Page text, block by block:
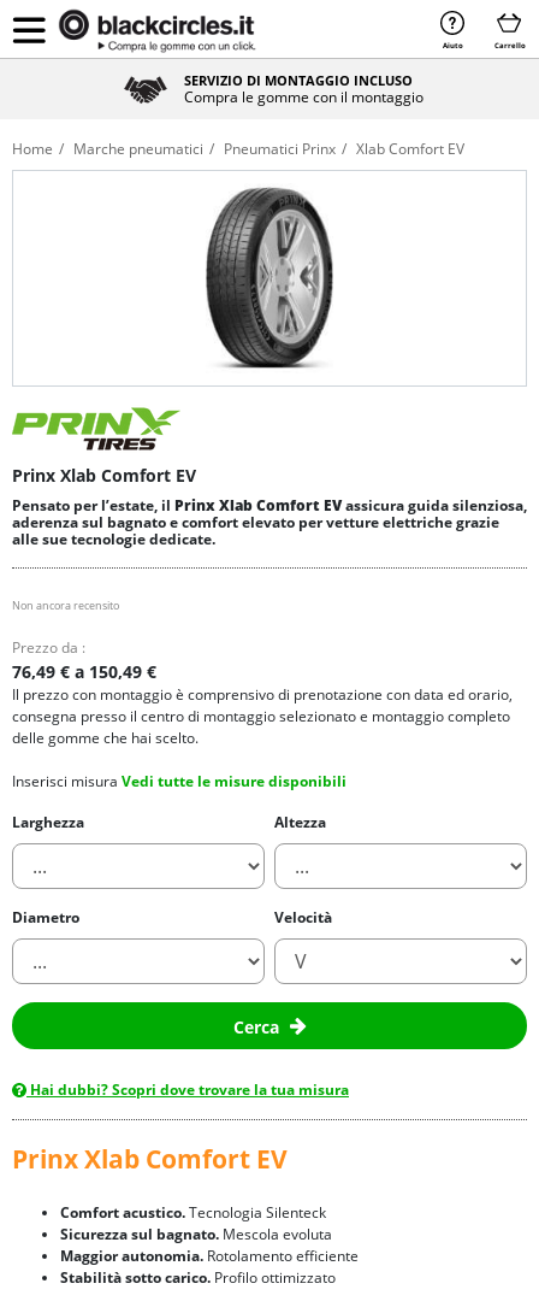
Aiuto Carrello
SERVIZIO DI MONTAGGIO INCLUSO
Compra le gomme con il montaggio
Home Marche pneumatici Pneumatici Prinx Xlab Comfort EV
Prinx Xlab Comfort EV
Pensato per l’estate, il Prinx Xlab Comfort EVassicura guida silenziosa,
aderenza sul bagnato e comfort elevato per vetture elettriche grazie
alle sue tecnologie dedicate.
Non ancora recensito
Prezzo da :
76,49 € a 150,49 €
Il prezzo con montaggio è comprensivo di prenotazione con data ed orario,
consegna presso il centro di montaggio selezionato e montaggio completo
delle gomme che hai scelto.
Inserisci misura Vedi tutte le misure disponibili
Larghezza
Altezza
Diametro Velocità
Cerca
Hai dubbi? Scopri dove trovare la tua misura
Prinx Xlab Comfort EV
Comfort acustico.Tecnologia Silenteck
Sicurezza sul bagnato. Mescola evoluta
Maggior autonomia. Rotolamento efficiente
Stabilità sotto carico. Profilo ottimizzato